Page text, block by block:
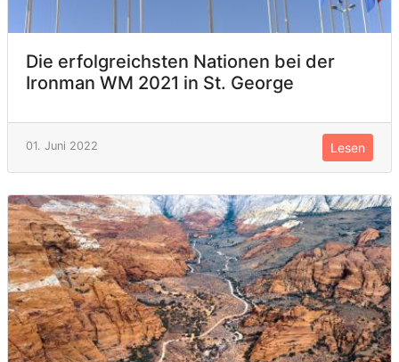
Die erfolgreichsten Nationen bei der
Ironman WM 2021 in St. George
01. Juni 2022 Lesen